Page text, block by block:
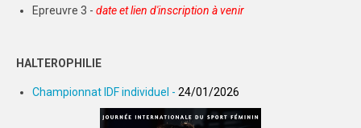
Epreuvre 3 - date et lien d'inscription à venir
HALTEROPHILIE
Championnat IDF individuel - 24/01/2026